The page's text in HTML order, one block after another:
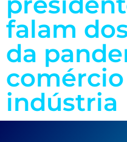
falam
da
indústria